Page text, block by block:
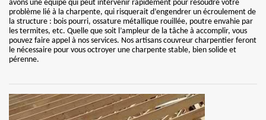
avons une équipe qui peut intervenir rapidement pour résoudre votre
problème lié à la charpente, qui risquerait d’engendrer un écroulement de
la structure : bois pourri, ossature métallique rouillée, poutre envahie par
les termites, etc. Quelle que soit l’ampleur de la tâche à accomplir, vous
pouvez faire appel à nos services. Nos artisans couvreur charpentier feront
le nécessaire pour vous octroyer une charpente stable, bien solide et
pérenne.